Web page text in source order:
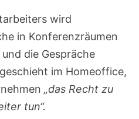
wird
in Konferenzräumen
die Gespräche
im Homeoffice,
„das Recht zu
tun“.